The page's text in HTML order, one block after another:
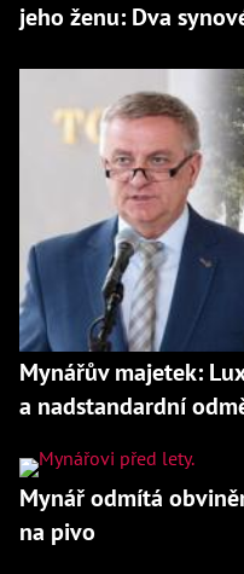
jeho ženu: Dva
Mynářův majetek:
a nadstandardní
Mynář odmítá
na pivo